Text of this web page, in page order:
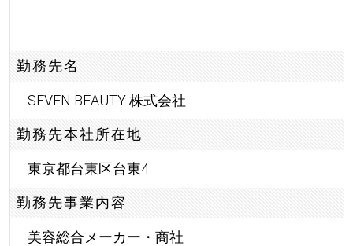
勤務先名
SEVEN BEAUTY 株式会社
勤務先本社所在地
東京都台東区台東4
勤務先事業内容
美容総合メーカー・商社